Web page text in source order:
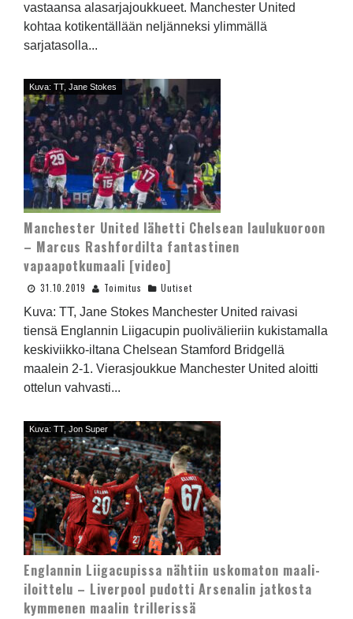
vastaansa alasarjajoukkueet. Manchester United
kohtaa kotikentällään neljänneksi ylimmällä
sarjatasolla...
Kuva: TT, Jane Stokes
Manchester United lähetti Chelsean laulukuoroon
– Marcus Rashfordilta fantastinen
vapaapotkumaali [video]
31.10.2019 Toimitus Uutiset
Kuva: TT, Jane Stokes Manchester United raivasi
tiensä Englannin Liigacupin puolivälieriin kukistamalla
keskiviikko-iltana Chelsean Stamford Bridgellä
maalein 2-1. Vierasjoukkue Manchester United aloitti
ottelun vahvasti...
Kuva: TT, Jon Super
Englannin Liigacupissa nähtiin uskomaton maali-
iloittelu – Liverpool pudotti Arsenalin jatkosta
kymmenen maalin trillerissä